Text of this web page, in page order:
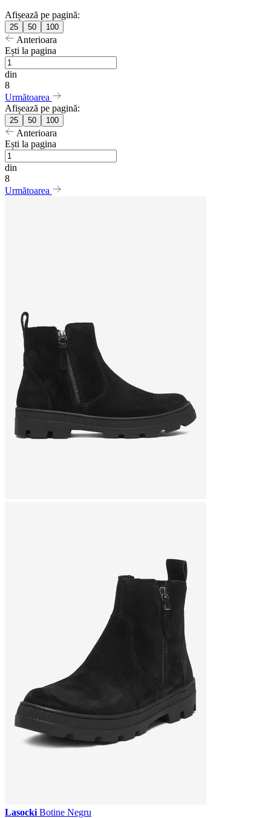
Afișează pe pagină:
25 50 100
Anterioara
Ești la pagina
din
8
Următoarea
Afișează pe pagină:
25 50 100
Anterioara
Ești la pagina
din
8
Următoarea
Lasocki Botine Negru